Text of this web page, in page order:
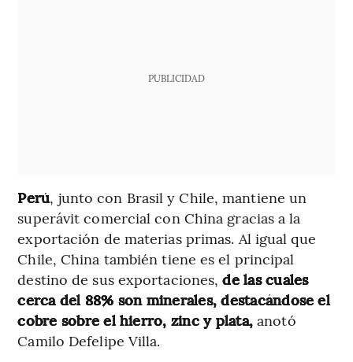
PUBLICIDAD
Perú, junto con Brasil y Chile, mantiene un
superávit comercial con China gracias a la
exportación de materias primas. Al igual que
Chile, China también tiene es el principal
destino de sus exportaciones,de las cuales
cerca del 88% son minerales, destacándose el
cobre sobre el hierro, zinc y plata, anotó
Camilo Defelipe Villa.